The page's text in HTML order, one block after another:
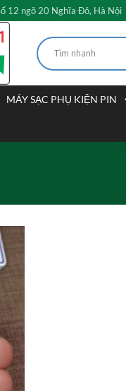
12 ngõ 20 Nghĩa Đô, Hà Nội
MÁY SẠC PHỤ KIỆN PIN